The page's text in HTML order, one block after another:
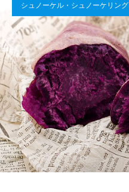
シュノーケル・シュノーケリング